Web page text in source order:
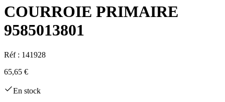
COURROIE PRIMAIRE
9585013801
Réf : 141928
65,65 €
En stock